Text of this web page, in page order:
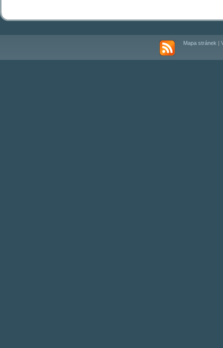
Mapa stránek |